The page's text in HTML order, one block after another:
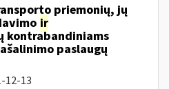
priemonių, jų
ir
kontrabandiniams
paslaugų
12-13